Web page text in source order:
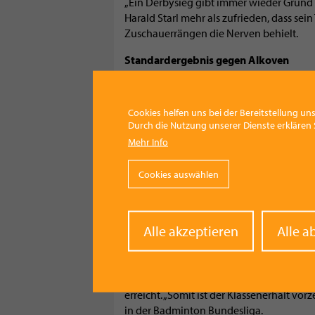
Harald Starl mehr als zufrieden, dass
Zuschauerrängen die Nerven behielt.
Standardergebnis gegen Alkoven
die engen Partien gewinnen,“ muss
warten.
Wie zuletzt gingen beide Herren
feierten einen klaren Sieg im
Rebhandl in zwei Sätzen und Miriam
Zita Banhegyi jeweils in zwei Sätzen
Alkoven.
erreicht. „Somit ist der Klassenerhalt
in der Badminton Bundesliga.
Cookies helfen uns bei der Bereitstellung
Durch die Nutzung unserer Dienste
Mehr Info
Cookies auswählen
Alle akzeptieren Alle